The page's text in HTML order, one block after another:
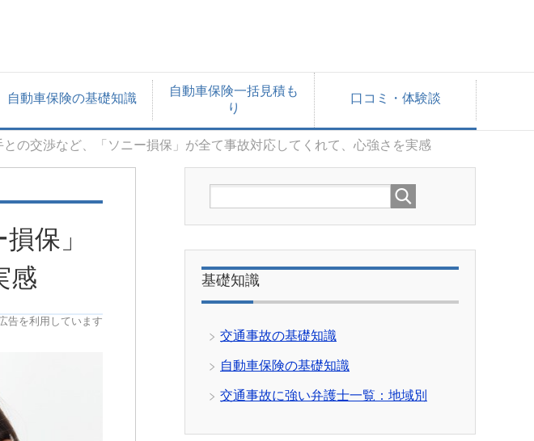
自動車保険の基礎知識
自動車保険一括見積も
り
口コミ・体験談
との交渉など、「ソニー損保」が全て事故対応してくれて、心強さを実感
保」
感
告を利用しています
基礎知識
交通事故の基礎知識
自動車保険の基礎知識
交通事故に強い弁護士一覧：地域別